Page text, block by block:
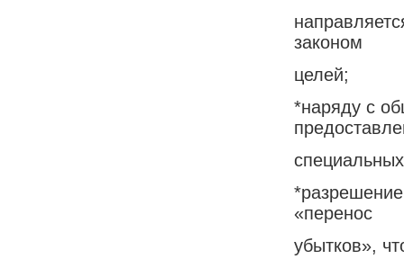
законом
целей;
*наряду с
«перенос
убытков»,